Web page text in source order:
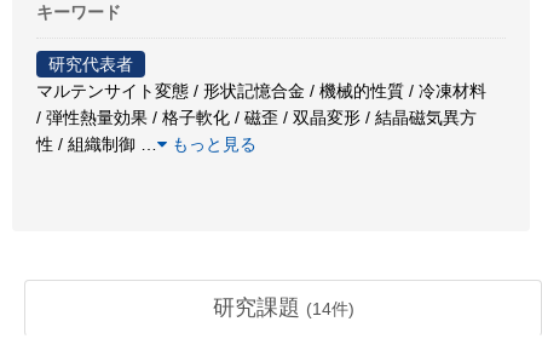
キーワード
研究代表者
マルテンサイト変態 / 形状記憶合金 / 機械的性質 / 冷凍材料
/ 弾性熱量効果 / 格子軟化 / 磁歪 / 双晶変形 / 結晶磁気異方
性 / 組織制御
もっと見る
研究課題 (14件)